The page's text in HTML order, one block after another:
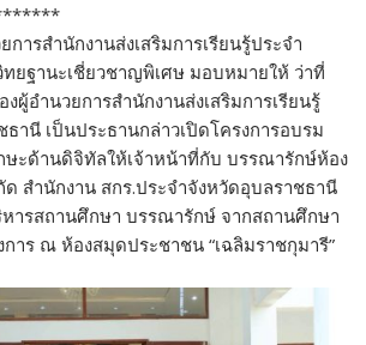
ารสำนักงานส่งเสริมการเรียนรู้ประจำ
ยฐานะเชี่ยวชาญพิเศษ มอบหมายให้ ว่าที่
ผู้อำนวยการสำนักงานส่งเสริมการเรียนรู้
านี เป็นประธานกล่าวเปิดโครงการอบรม
ะด้านดิจิทัลให้เจ้าหน้าที่กับ บรรณารักษ์ห้อง
สำนักงาน สกร.ประจำจังหวัดอุบลราชธานี
ารสถานศึกษา บรรณารักษ์ จากสถานศึกษา
การ ณ ห้องสมุดประชาชน “เฉลิมราชกุมารี”